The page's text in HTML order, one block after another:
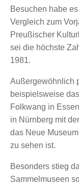
Besuchen habe
Vergleich zum
Preußischer
sei die höchste
1981.
Außergewöhnlich
beispielsweise
Folkwang in
in Nürnberg mit
das Neue
zu sehen ist.
Besonders stieg
Sammelmuseen